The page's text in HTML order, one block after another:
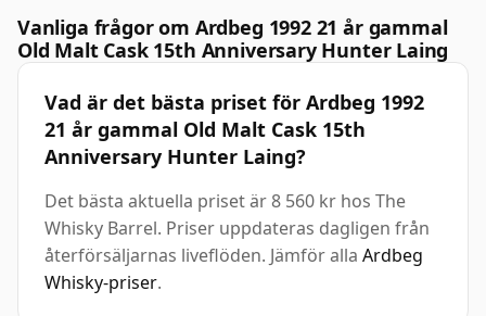
Vanliga frågor om Ardbeg 1992 21 år gammal
Old Malt Cask 15th Anniversary Hunter Laing
Vad är det bästa priset för Ardbeg 1992
21 år gammal Old Malt Cask 15th
Anniversary Hunter Laing?
Det bästa aktuella priset är 8 560 kr hos The
Whisky Barrel. Priser uppdateras dagligen från
återförsäljarnas liveflöden. Jämför alla Ardbeg
Whisky-priser.